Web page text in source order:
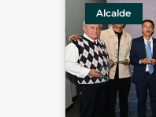
Alcalde